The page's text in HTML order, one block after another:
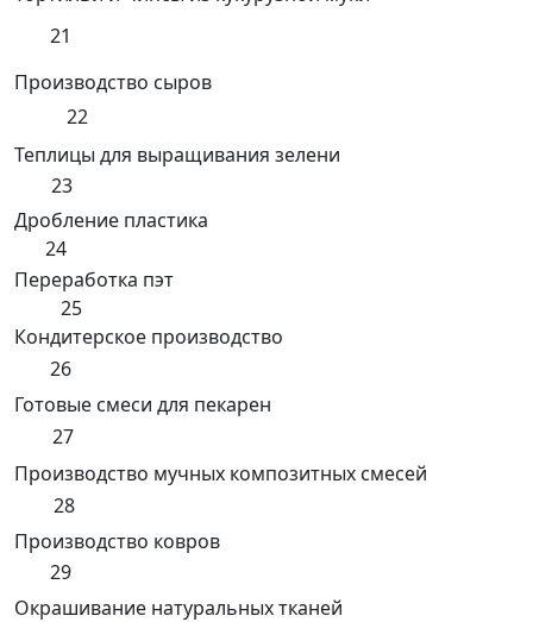
21
Производство сыров
22
Теплицы для выращивания зелени
23
Дробление пластика
24
Переработка пэт
25
Кондитерское производство
26
Готовые смеси для пекарен
27
Производство мучных композитных смесей
28
Производство ковров
29
Окрашивание натуральных тканей